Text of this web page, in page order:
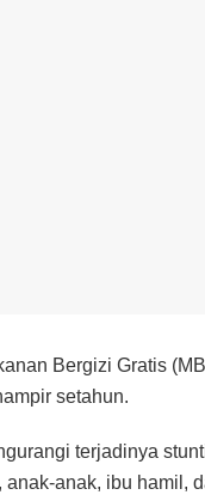
Bergizi Gratis
setahun.
terjadinya
anak, ibu hamil,